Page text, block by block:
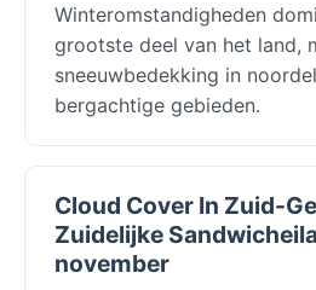
Winteromstandigheden
grootste deel van het land,
sneeuwbedekking in
bergachtige gebieden.
Cloud Cover In Zuid-
Zuidelijke
november